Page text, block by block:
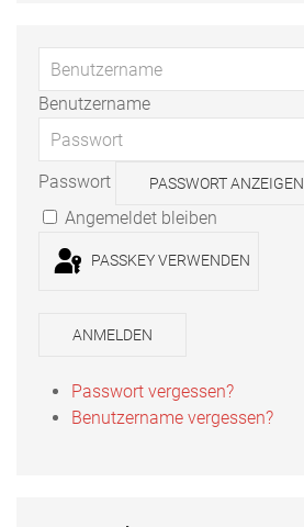
Benutzername
Passwort PASSWORT ANZEIGEN
Angemeldet bleiben
PASSKEY VERWENDEN
ANMELDEN
Passwort vergessen?
Benutzername vergessen?